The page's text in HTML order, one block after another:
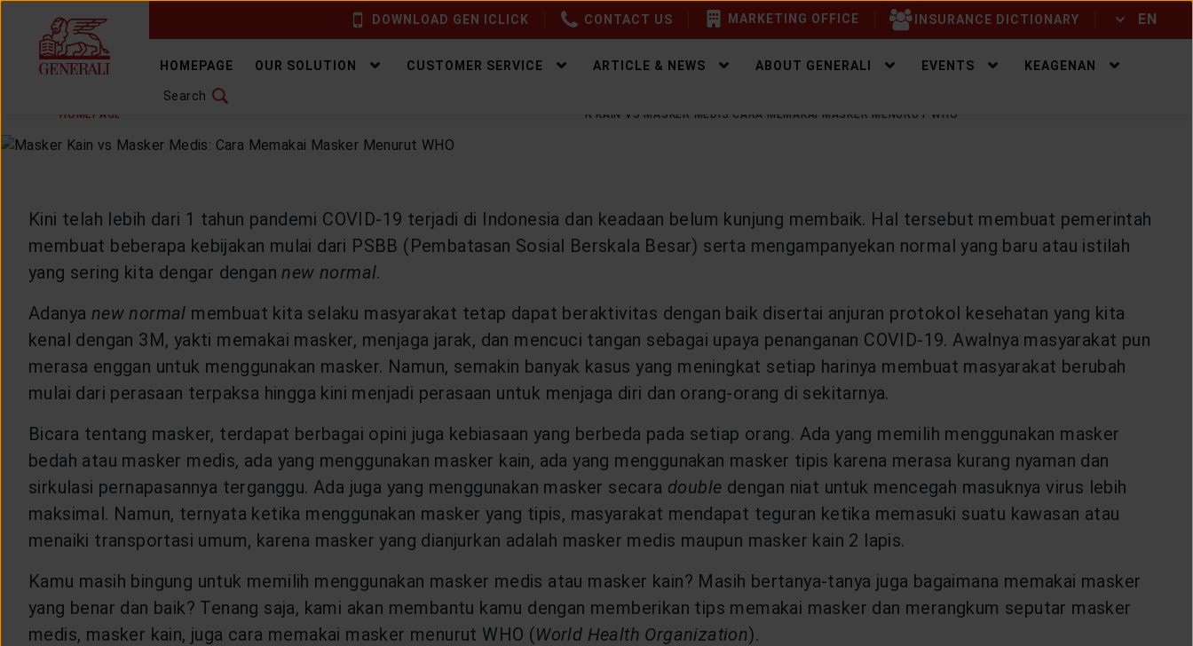
DOWNLOAD GEN ICLICK CONTACT US MARKETING OFFICE INSURANCE DICTIONARY EN
HOMEPAGE OUR SOLUTION CUSTOMER SERVICE ARTICLE & NEWS ABOUT GENERALI EVENTS KEAGENAN
Search
HOMEPAGE MASKER KAIN VS MASKER MEDIS CARA MEMAKAI MASKER MENURUT WHO
TUESDAY, 21 SEPTEMBER 2021
Kini telah lebih dari 1 tahun pandemi COVID-19 terjadi di Indonesia dan keadaan belum kunjung membaik. Hal tersebut membuat pemerintah
membuat beberapa kebijakan mulai dari PSBB (Pembatasan Sosial Berskala Besar) serta mengampanyekan normal yang baru atau istilah
yang sering kita dengar dengannew normal.
Adanya new normal membuat kita selaku masyarakat tetap dapat beraktivitas dengan baik disertai anjuran protokol kesehatan yang kita
kenal dengan 3M, yakti memakai masker, menjaga jarak, dan mencuci tangan sebagai upaya penanganan COVID-19. Awalnya masyarakat pun
merasa enggan untuk menggunakan masker. Namun, semakin banyak kasus yang meningkat setiap harinya membuat masyarakat berubah
mulai dari perasaan terpaksa hingga kini menjadi perasaan untuk menjaga diri dan orang-orang di sekitarnya.
Bicara tentang masker, terdapat berbagai opini juga kebiasaan yang berbeda pada setiap orang. Ada yang memilih menggunakan masker
bedah atau masker medis, ada yang menggunakan masker kain, ada yang menggunakan masker tipis karena merasa kurang nyaman dan
sirkulasi pernapasannya terganggu. Ada juga yang menggunakan masker secara double dengan niat untuk mencegah masuknya virus lebih
maksimal. Namun, ternyata ketika menggunakan masker yang tipis, masyarakat mendapat teguran ketika memasuki suatu kawasan atau
menaiki transportasi umum, karena masker yang dianjurkan adalah masker medis maupun masker kain 2 lapis.
Kamu masih bingung untuk memilih menggunakan masker medis atau masker kain? Masih bertanya-tanya juga bagaimana memakai masker
yang benar dan baik? Tenang saja, kami akan membantu kamu dengan memberikan tips memakai masker dan merangkum seputar masker
medis, masker kain, juga cara memakai masker menurut WHO (World Health Organization).
CHANGE LANGUAGE ID EN
DOWNLOAD GEN ICLICK
INSURANCE DICTIONARY
OUR SOLUTION
CUSTOMER SERVICE
ARTICLE & NEWS
EVENTS